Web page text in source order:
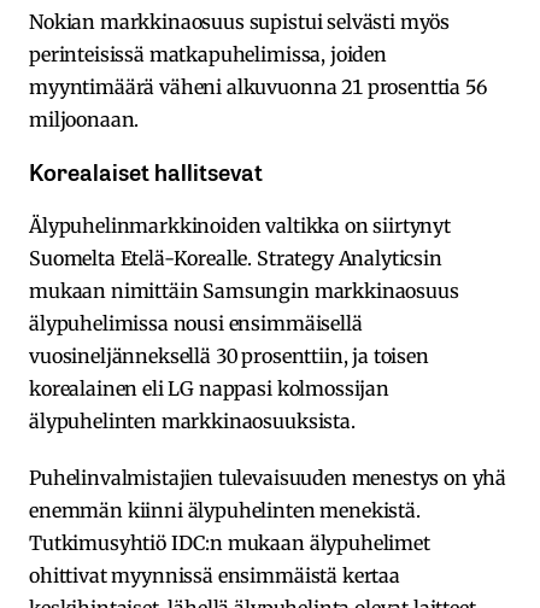
Nokian markkinaosuus supistui selvästi myös
perinteisissä matkapuhelimissa, joiden
myyntimäärä väheni alkuvuonna 21 prosenttia 56
miljoonaan.
Korealaiset hallitsevat
Älypuhelinmarkkinoiden valtikka on siirtynyt
Suomelta Etelä-Korealle. Strategy Analyticsin
mukaan nimittäin Samsungin markkinaosuus
älypuhelimissa nousi ensimmäisellä
vuosineljänneksellä 30 prosenttiin, ja toisen
korealainen eli LG nappasi kolmossijan
älypuhelinten markkinaosuuksista.
Puhelinvalmistajien tulevaisuuden menestys on yhä
enemmän kiinni älypuhelinten menekistä.
Tutkimusyhtiö IDC:n mukaan älypuhelimet
ohittivat myynnissä ensimmäistä kertaa